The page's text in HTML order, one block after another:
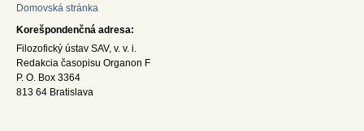
Domovská stránka
Korešpondenčná adresa:
Filozofický ústav SAV, v. v. i.
Redakcia časopisu Organon F
P. O. Box 3364
813 64 Bratislava